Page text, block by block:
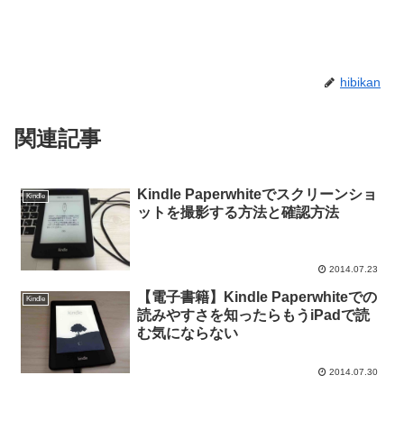
hibikan
関連記事
Kindle
Kindle Paperwhiteでスクリーンショ
ットを撮影する方法と確認方法
2014.07.23
Kindle
【電子書籍】Kindle Paperwhiteでの
読みやすさを知ったらもうiPadで読
む気にならない
2014.07.30